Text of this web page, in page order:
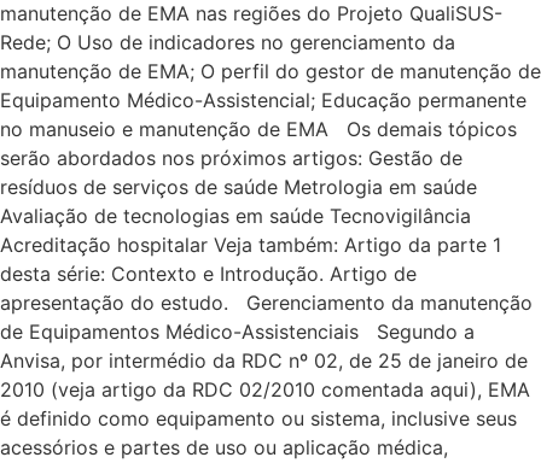
manutenção de EMA nas regiões do Projeto QualiSUS-
Rede; O Uso de indicadores no gerenciamento da
manutenção de EMA; O perfil do gestor de manutenção de
Equipamento Médico-Assistencial; Educação permanente
no manuseio e manutenção de EMA Os demais tópicos
serão abordados nos próximos artigos: Gestão de
resíduos de serviços de saúde Metrologia em saúde
Avaliação de tecnologias em saúde Tecnovigilância
Acreditação hospitalar Veja também: Artigo da parte 1
desta série: Contexto e Introdução. Artigo de
apresentação do estudo. Gerenciamento da manutenção
de Equipamentos Médico-Assistenciais Segundo a
Anvisa, por intermédio da RDC nº 02, de 25 de janeiro de
2010 (veja artigo da RDC 02/2010 comentada aqui), EMA
é definido como equipamento ou sistema, inclusive seus
acessórios e partes de uso ou aplicação médica,